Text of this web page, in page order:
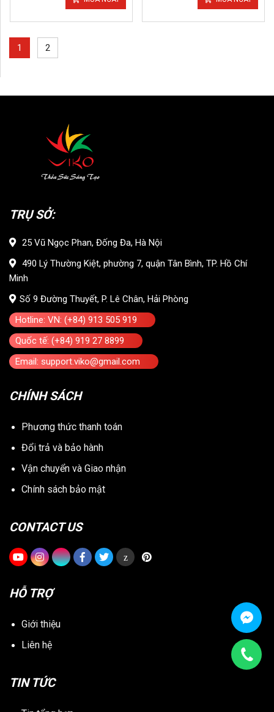
1 2
TRỤ SỞ:
25 Vũ Ngọc Phan, Đống Đa, Hà Nội
490 Lý Thường Kiệt, phường 7, quận Tân Bình, TP. Hồ Chí
Minh
Số 9 Đường Thuyết, P. Lê Chân, Hải Phòng
Hotline: VN: (+84) 913 505 919
Quốc tế: (+84) 919 27 8899
Email: support.viko@gmail.com
CHÍNH SÁCH
Phương thức thanh toán
Đổi trả và bảo hành
Vận chuyển và Giao nhận
Chính sách bảo mật
CONTACT US
z
HỖ TRỢ
Giới thiệu
Liên hệ
TIN TỨC